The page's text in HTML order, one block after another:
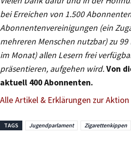
bei Erreichen von 1.500
Abonnentenvereinigungen (ein
mehreren Menschen nutzbar) zu
im Monat) allen Lesern frei
präsentieren, aufgehen wird.Von
aktuell 400 Abonnenten.
Alle Artikel & Erklärungen zur Aktion
TAGS Jugendparlament Zigarettenkippen